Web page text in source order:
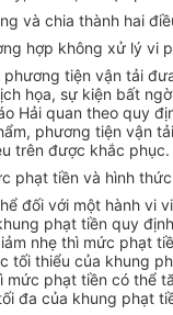
và chia thành hai
hợp không xử lý vi
phương tiện vận tải
họa, sự kiện bất
Hải quan theo quy
phương tiện vận
trên được khắc phục.
phạt tiền và hình
đối với một hành vi
phạt tiền quy
nhẹ thì mức phạt
tối thiểu của khung
mức phạt tiền có thể
đa của khung phạt